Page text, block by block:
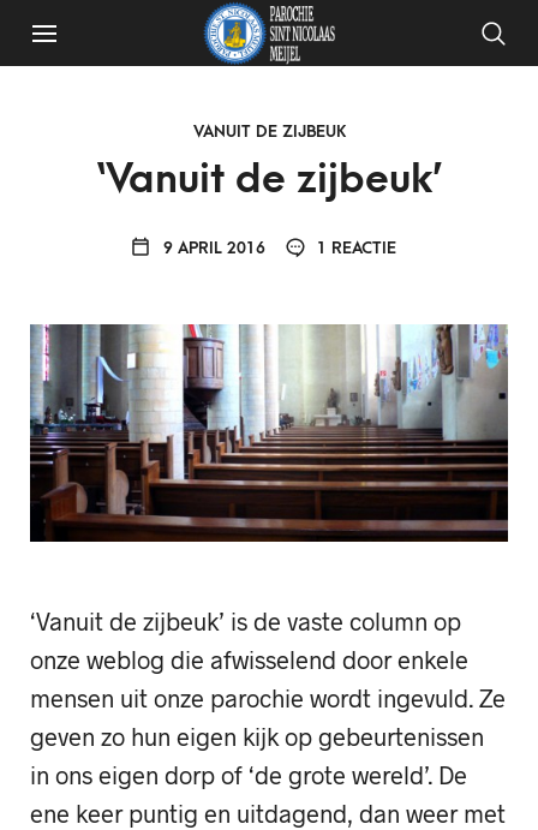
VANUIT DE ZIJBEUK
‘Vanuit de zijbeuk’
9 APRIL 2016 1 REACTIE
‘Vanuit de zijbeuk’ is de vaste column op
onze weblog die afwisselend door enkele
mensen uit onze parochie wordt ingevuld. Ze
geven zo hun eigen kijk op gebeurtenissen
in ons eigen dorp of ‘de grote wereld’. De
ene keer puntig en uitdagend, dan weer met